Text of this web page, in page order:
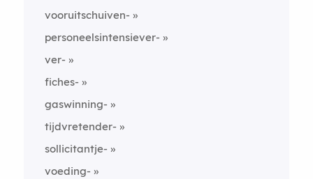
vooruitschuiven-
personeelsintensiever-
ver-
fiches-
gaswinning-
tijdvretender-
sollicitantje-
voeding-